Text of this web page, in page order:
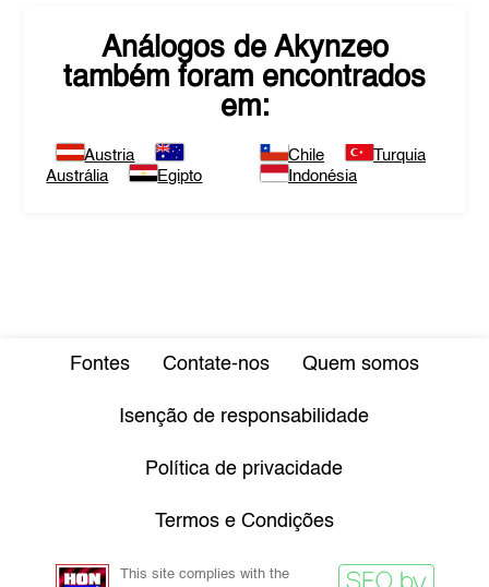
Análogos de Akynzeo
também foram encontrados
em:
Austria
Austrália
Egipto
Chile
Turquia
Indonésia
Fontes Contate-nos Quem somos
Isenção de responsabilidade
Política de privacidade
Termos e Condições
This site complies with the